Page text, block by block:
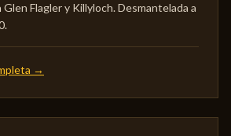
Flagler y Killyloch. Desmantelada a
→